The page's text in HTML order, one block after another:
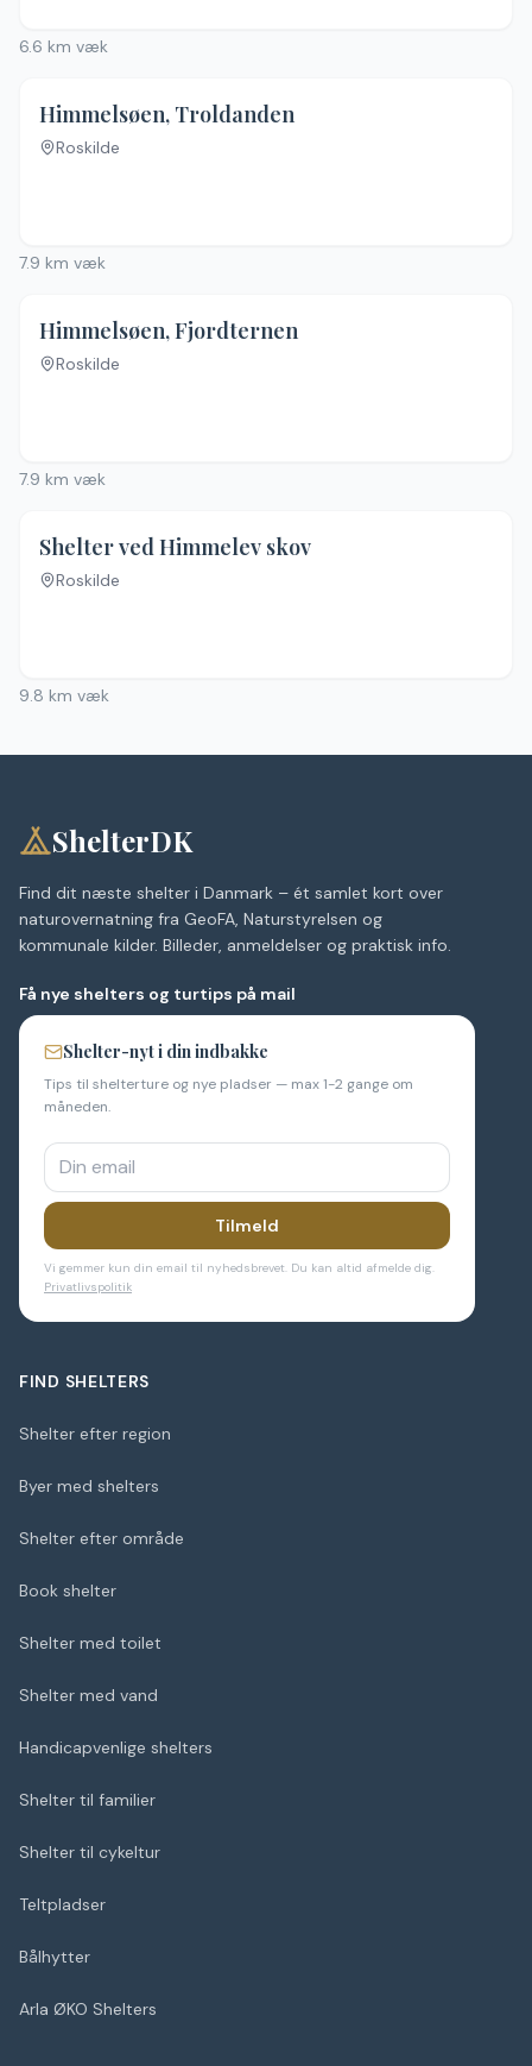
6.6 km væk
Himmelsøen, Troldanden
Roskilde
7.9 km væk
Himmelsøen, Fjordternen
Roskilde
7.9 km væk
Shelter ved Himmelev skov
Roskilde
9.8 km væk
ShelterDK
Find dit næste shelter i Danmark – ét samlet kort over
naturovernatning fra GeoFA, Naturstyrelsen og
kommunale kilder. Billeder, anmeldelser og praktisk info.
Få nye shelters og turtips på mail
Shelter-nyt i din indbakke
Tips til shelterture og nye pladser — max 1-2 gange om
måneden.
Tilmeld
Vi gemmer kun din email til nyhedsbrevet. Du kan altid afmelde dig.
Privatlivspolitik
FIND SHELTERS
Shelter efter region
Byer med shelters
Shelter efter område
Book shelter
Shelter med toilet
Shelter med vand
Handicapvenlige shelters
Shelter til familier
Shelter til cykeltur
Teltpladser
Bålhytter
Arla ØKO Shelters